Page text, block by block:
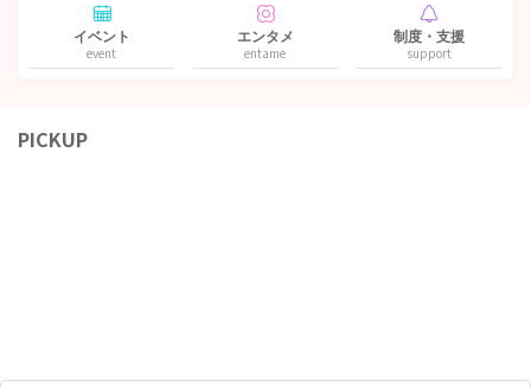
イベント
event
エンタメ
entame
制度・支援
support
PICKUP